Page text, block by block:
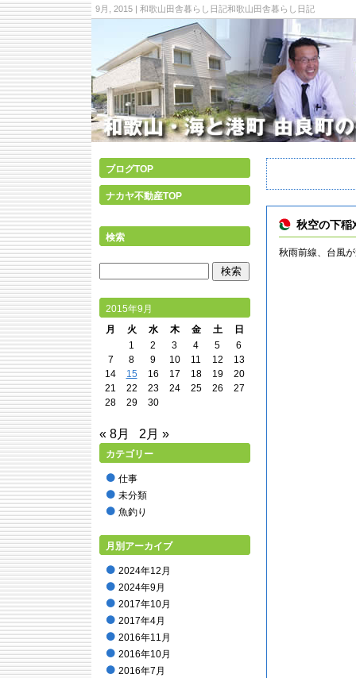
9月, 2015 | 和歌山田舎暮らし日記和歌山田舎暮らし日記
秋空の下稲
秋雨前線、台風
ブログTOP
ナカヤ不動産TOP
検索
2015年9月
月
火 水 木 金 土
日
1
2 3 4 5
6
7
8 9 10 11 12
13
14
15 16 17 18 19
20
21
22 23 24 25 26
27
28
29 30
« 8月 2月 »
カテゴリー
仕事
未分類
魚釣り
月別アーカイブ
2024年12月
2024年9月
2017年10月
2017年4月
2016年11月
2016年10月
2016年7月